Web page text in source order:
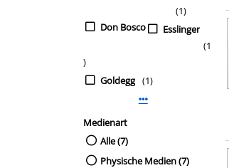
Don Bosco
(1)
Esslinger
(1
)
Goldegg (1)
Medienart
Alle (7)
Physische Medien (7)